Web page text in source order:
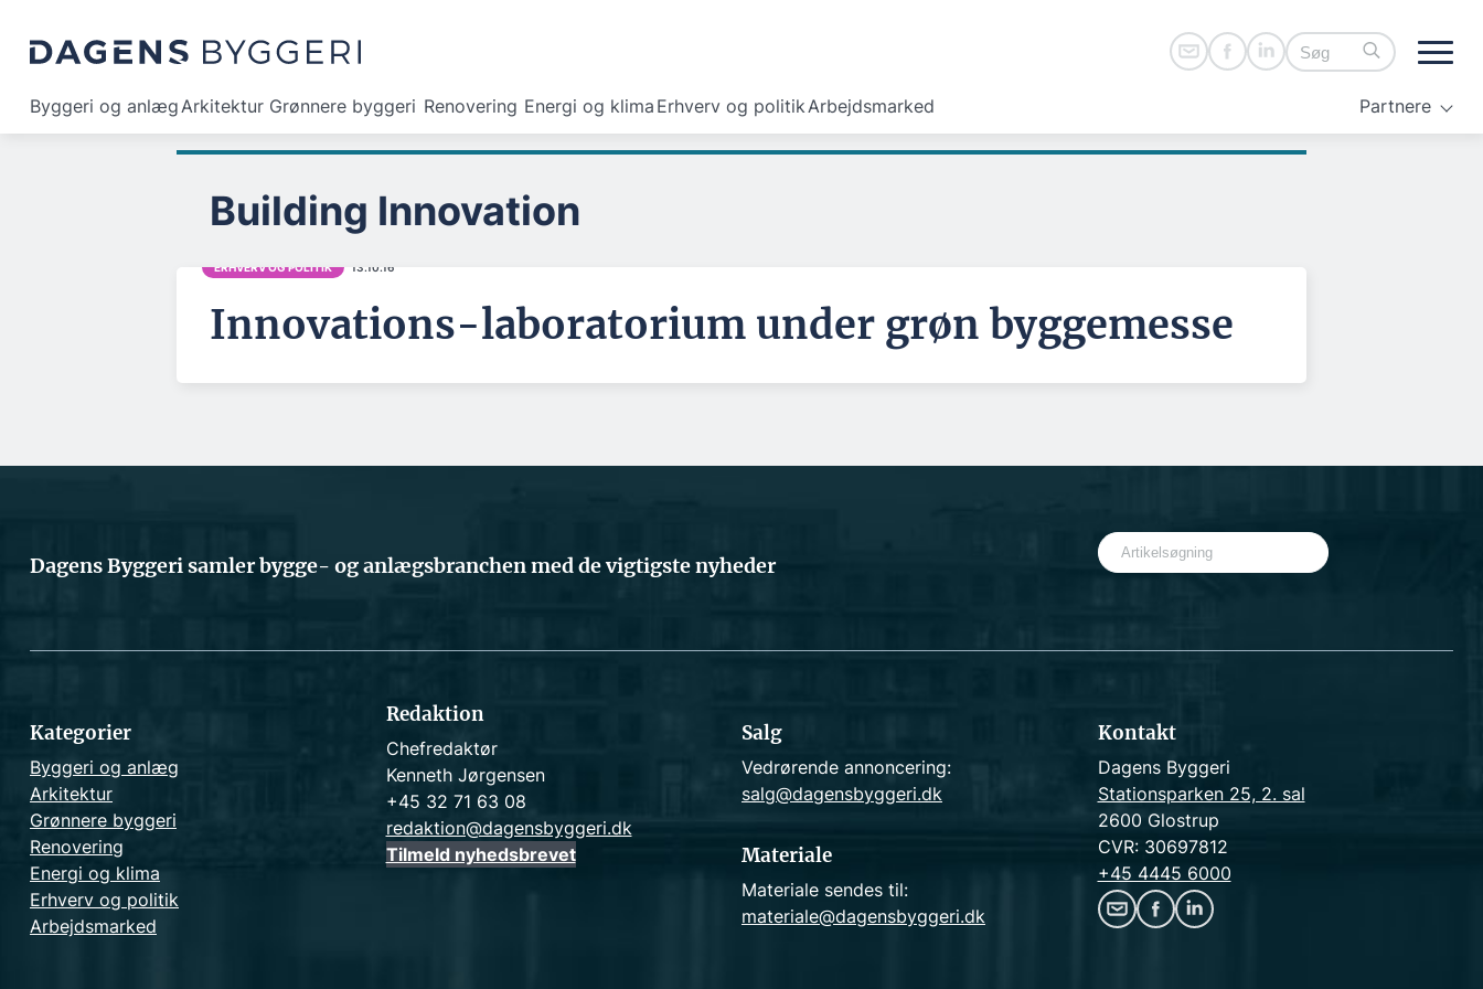
Byggeri og anlægArkitektur Grønnere byggeri Renovering Energi og klima Erhverv og politikArbejdsmarked Partnere
Building Innovation
ERHVERV OG POLITIK 13.10.16
Innovations-laboratorium under grøn byggemesse
Dagens Byggeri samler bygge- og anlægsbranchen med de vigtigste nyheder
S
e
c
Kategorier
Byggeri og anlæg
Arkitektur
Grønnere byggeri
Renovering
Energi og klima
Erhverv og politik
Arbejdsmarked
Redaktion
Chefredaktør
Kenneth Jørgensen
+45 32 71 63 08
redaktion@dagensbyggeri.dk
Tilmeld nyhedsbrevet
Salg
Vedrørende annoncering:
salg@dagensbyggeri.dk
Materiale
Materiale sendes til:
materiale@dagensbyggeri.dk
Kontakt
Dagens Byggeri
Stationsparken 25, 2. sal
2600 Glostrup
CVR: 30697812
+45 4445 6000